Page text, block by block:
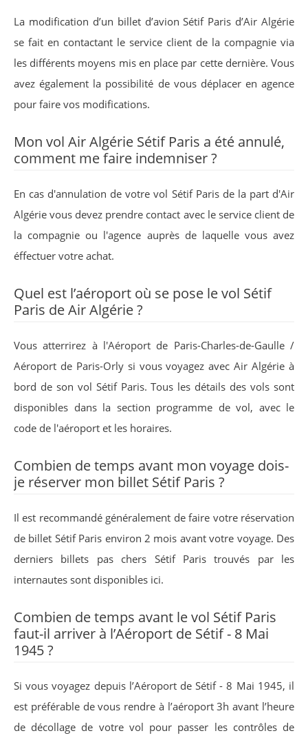
La modification d’un billet d’avion Sétif Paris d’Air Algérie
se fait en contactant le service client de la compagnie via
les différents moyens mis en place par cette dernière. Vous
avez également la possibilité de vous déplacer en agence
pour faire vos modifications.
Mon vol Air Algérie Sétif Paris a été annulé,
comment me faire indemniser ?
En cas d'annulation de votre vol Sétif Paris de la part d'Air
Algérie vous devez prendre contact avec le service client de
la compagnie ou l'agence auprès de laquelle vous avez
éffectuer votre achat.
Quel est l’aéroport où se pose le vol Sétif
Paris de Air Algérie ?
Vous atterrirez à l'Aéroport de Paris-Charles-de-Gaulle /
Aéroport de Paris-Orly si vous voyagez avec Air Algérie à
bord de son vol Sétif Paris. Tous les détails des vols sont
disponibles dans la section programme de vol, avec le
code de l'aéroport et les horaires.
Combien de temps avant mon voyage dois-
je réserver mon billet Sétif Paris ?
Il est recommandé généralement de faire votre réservation
de billet Sétif Paris environ 2 mois avant votre voyage. Des
derniers billets pas chers Sétif Paris trouvés par les
internautes sont disponibles ici.
Combien de temps avant le vol Sétif Paris
faut-il arriver à l’Aéroport de Sétif - 8 Mai
1945 ?
Si vous voyagez depuis l’Aéroport de Sétif - 8 Mai 1945, il
est préférable de vous rendre à l’aéroport 3h avant l’heure
de décollage de votre vol pour passer les contrôles de